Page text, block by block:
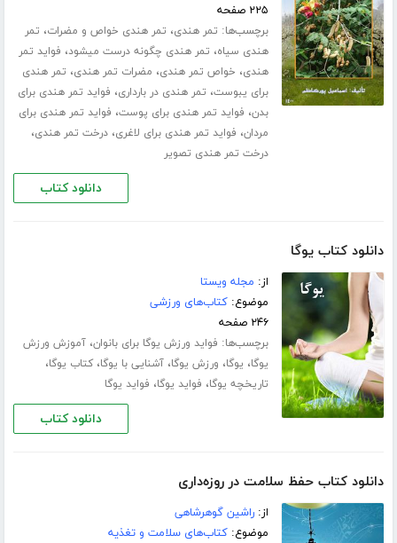
۲۲۵ صفحه
برچسب‌ها: تمر هندی، تمر هندی خواص و مضرات، تمر
هندی سیاه، تمر هندی چگونه درست میشود، فواید تمر
هندی، خواص تمر هندی، مضرات تمر هندی، تمر هندی
برای یبوست، تمر هندی در بارداری، فواید تمر هندی برای
بدن، فواید تمر هندی برای پوست، فواید تمر هندی برای
مردان، فواید تمر هندی برای لاغری،درخت تمر هندی،
درخت تمر هندی تصویر
دانلود کتاب
دانلود کتاب یوگا
از: مجله ویستا
موضوع:کتاب‌های ورزشی
۲۴۶ صفحه
برچسب‌ها: فواید ورزش یوگا برای بانوان،آموزش ورزش
یوگا، یوگا، ورزش یوگا،آشنایی با یوگا،کتاب یوگا،
تاریخچه یوگا، فواید یوگا، فواید یوگا
دانلود کتاب
دانلود کتاب حفظ سلامت در روزه‌داری
از:راشین گوهرشاهی
موضوع:کتاب‌های سلامت و تغذیه